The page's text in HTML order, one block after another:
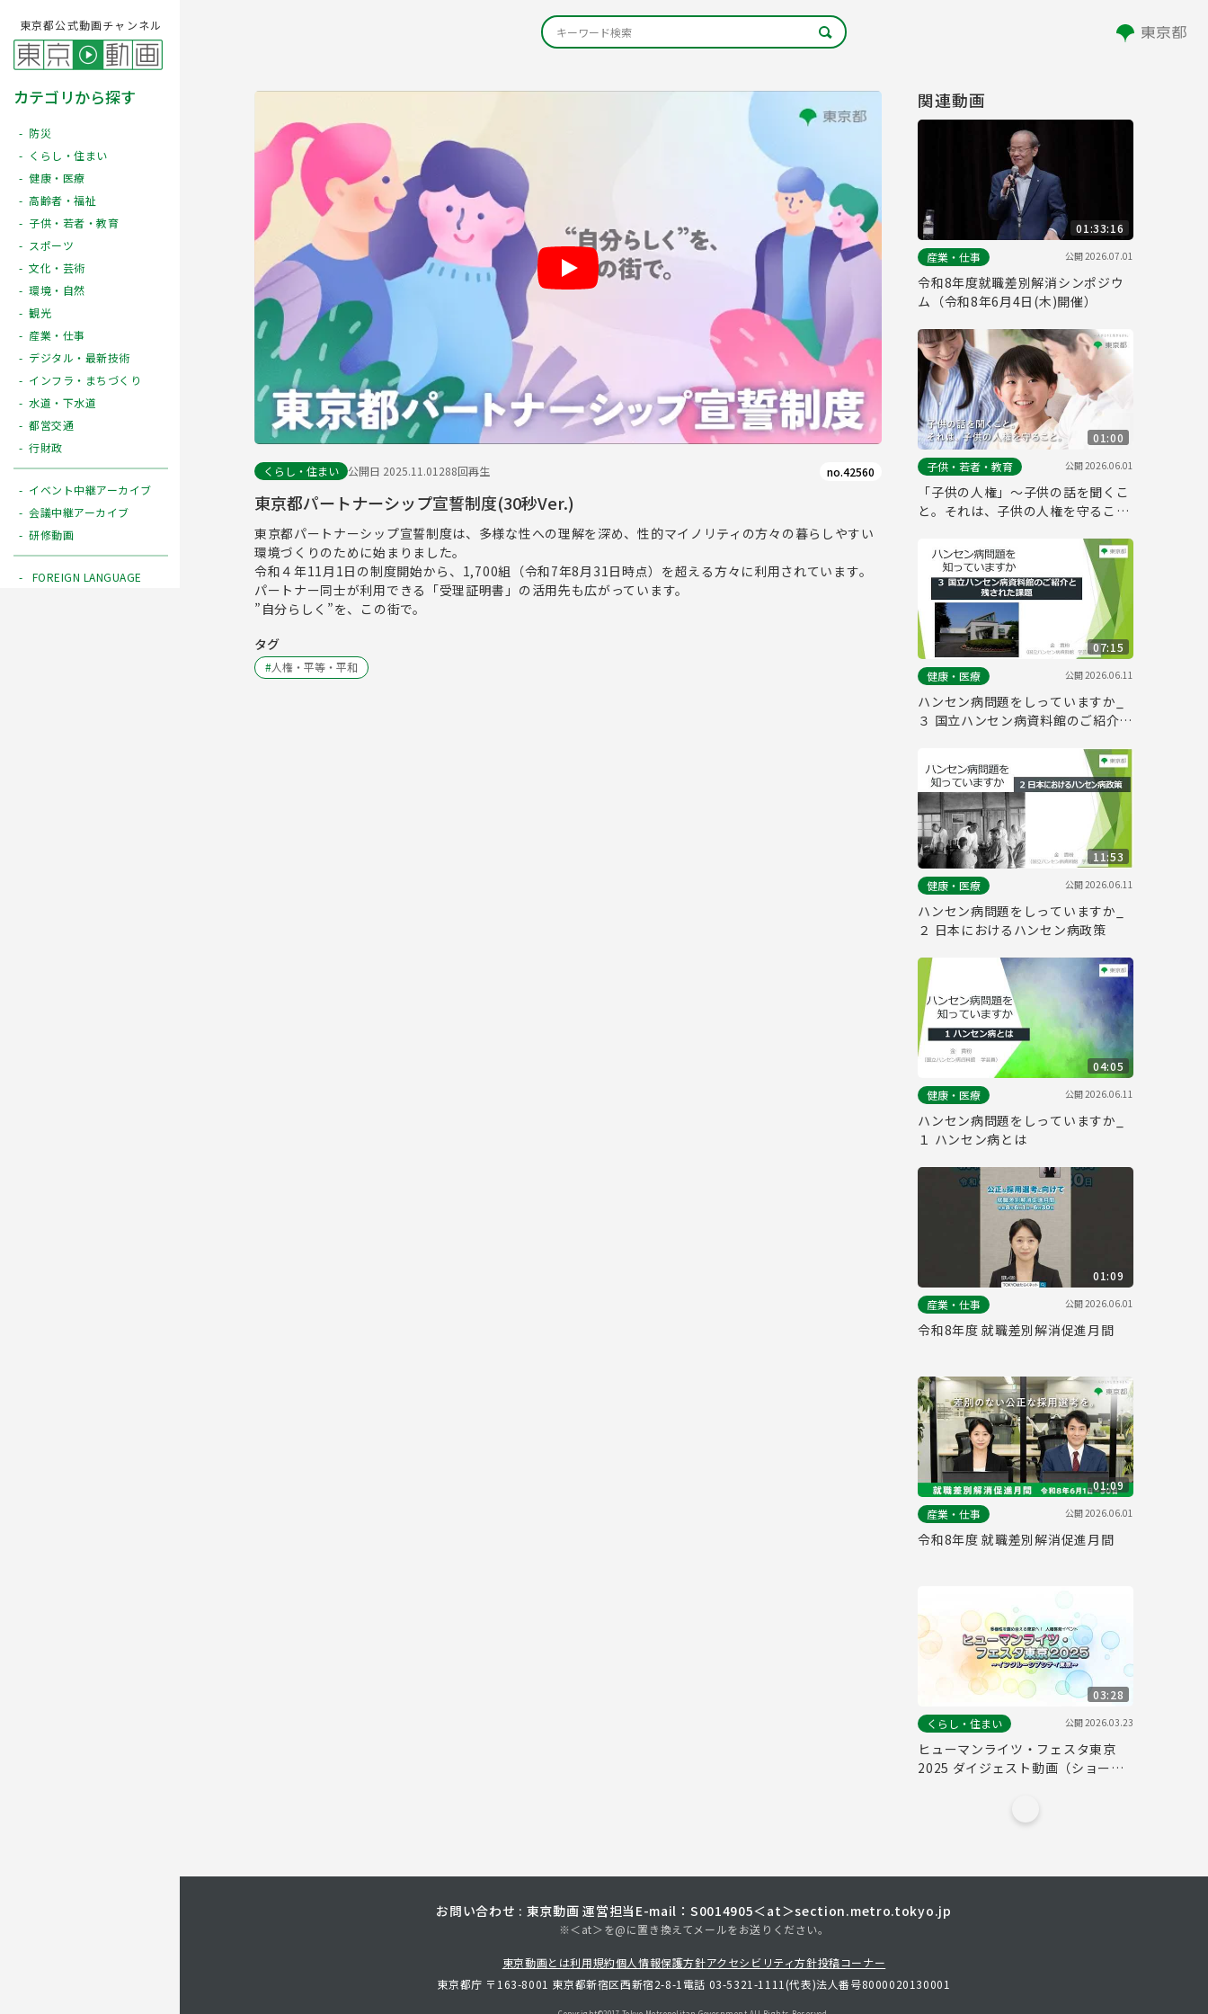
東京都公式動画チャンネル
カテゴリから探す
防災
くらし・住まい
健康・医療
高齢者・福祉
子供・若者・教育
スポーツ
文化・芸術
環境・自然
観光
産業・仕事
デジタル・最新技術
インフラ・まちづくり
水道・下水道
都営交通
行財政
イベント中継アーカイブ
会議中継アーカイブ
研修動画
FOREIGN LANGUAGE
Play
くらし・住まい 公開日 2025.11.01 288回再生 no.42560
東京都パートナーシップ宣誓制度(30秒Ver.)
東京都パートナーシップ宣誓制度は、多様な性への理解を深め、性的マイノリティの方々の暮らしやすい
環境づくりのために始まりました。
令和４年11月1日の制度開始から、1,700組（令和7年8月31日時点）を超える方々に利用されています。
パートナー同士が利用できる「受理証明書」の活用先も広がっています。
”自分らしく”を、この街で。
タグ
#人権・平等・平和
関連動画
01:33:16
産業・仕事
公開2026.07.01
令和8年度就職差別解消シンポジウ
ム（令和8年6月4日(木)開催）
01:00
子供・若者・教育
公開2026.06.01
「子供の人権」～子供の話を聞くこ
と。それは、子供の人権を守るこ
07:15
健康・医療
公開2026.06.11
ハンセン病問題をしっていますか_
３ 国立ハンセン病資料館のご紹介と
11:53
健康・医療
公開2026.06.11
ハンセン病問題をしっていますか_
２ 日本におけるハンセン病政策
04:05
健康・医療
公開2026.06.11
ハンセン病問題をしっていますか_
１ ハンセン病とは
01:09
産業・仕事
公開2026.06.01
令和8年度 就職差別解消促進月間
01:09
産業・仕事
公開2026.06.01
令和8年度 就職差別解消促進月間
03:28
くらし・住まい
公開2026.03.23
ヒューマンライツ・フェスタ東京
2025 ダイジェスト動画（ショート
お問い合わせ : 東京動画 運営担当 E-mail：S0014905＜at＞section.metro.tokyo.jp
※＜at＞を@に置き換えてメールをお送りください。
東京動画とは利用規約個人情報保護方針アクセシビリティ方針投稿コーナー
東京都庁 〒163-8001 東京都新宿区西新宿2-8-1 電話 03-5321-1111(代表)法人番号8000020130001